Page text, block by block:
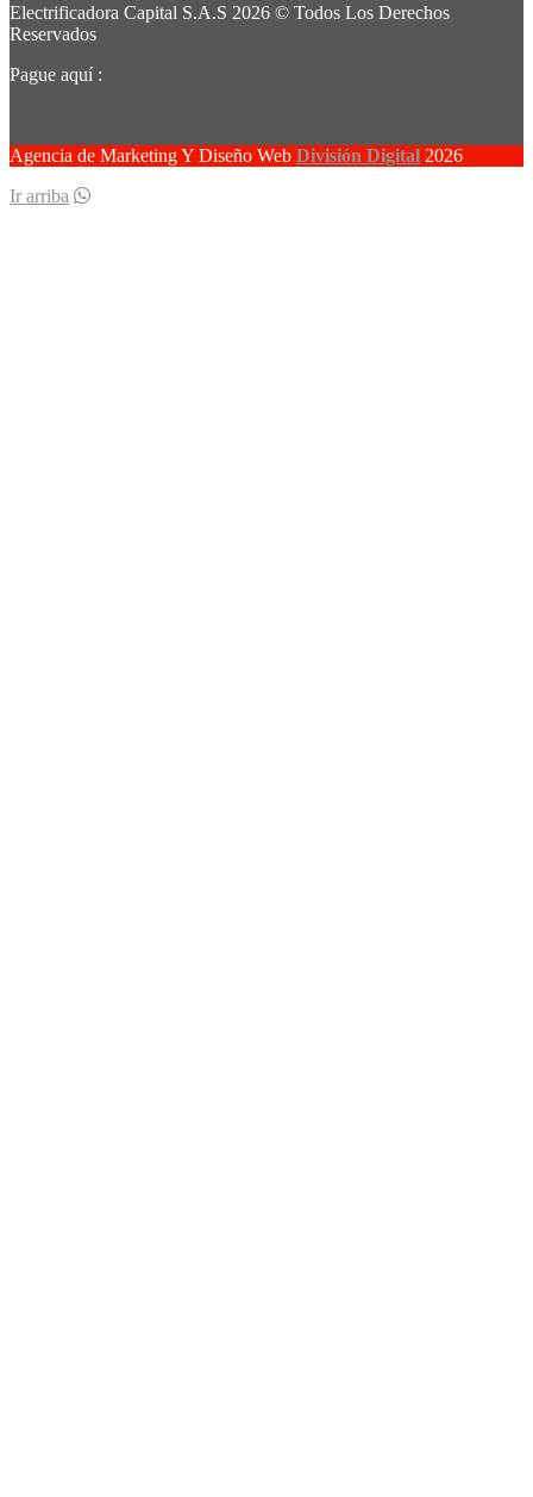
Electrificadora Capital S.A.S 2026 © Todos Los Derechos
Reservados
Pague aquí :
Agencia de Marketing Y Diseño Web División Digital 2026
Ir arriba